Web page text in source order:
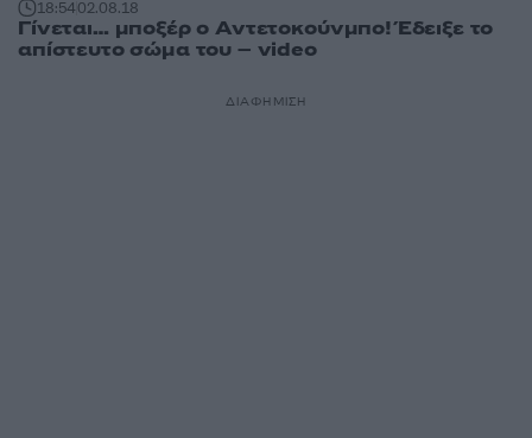
18:5402.08.18
Γίνεται… μποξέρ ο Αντετοκούνμπο! Έδειξε το
απίστευτο σώμα του – video
ΔΙΑΦΗΜΙΣΗ